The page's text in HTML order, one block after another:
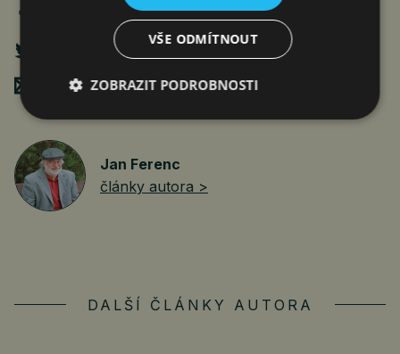
Poslat mailem
Jan Ferenc
články autora >
DALŠÍ ČLÁNKY AUTORA
VŠE ODMÍTNOUT
ZOBRAZIT PODROBNOSTI